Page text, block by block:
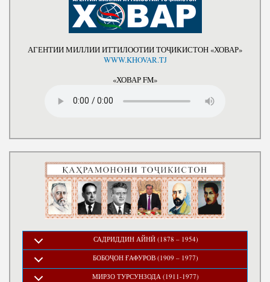
АГЕНТИИ МИЛЛИИ ИТТИЛООТИИ ТОҶИКИСТОН «ХОВАР»
WWW.KHOVAR.TJ
«ХОВАР FM»
САДРИДДИН АЙНӢ (1878 – 1954)
БОБОҶОН ҒАФУРОВ (1909 – 1977)
МИРЗО ТУРСУНЗОДА (1911-1977)